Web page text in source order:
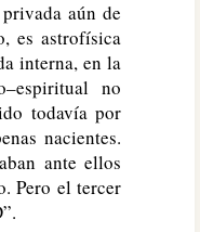
aún de
es astrofísica
interna, en la
no
todavía por
nacientes.
ante ellos
Pero el tercer